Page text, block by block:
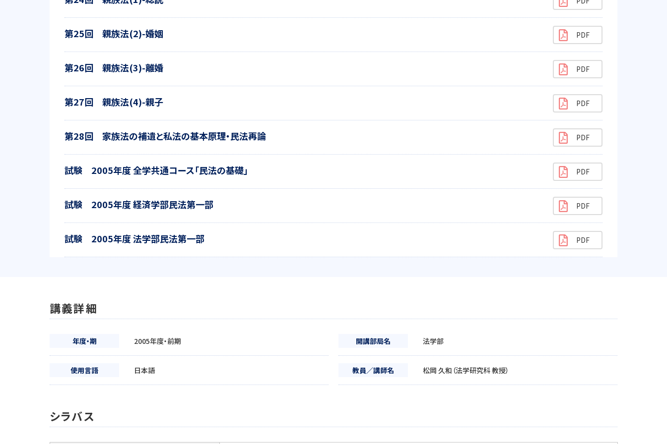
第25回 親族法(2)-婚姻
第26回 親族法(3)-離婚
第27回 親族法(4)-親子
第28回 家族法の補遺と私法の基本原理・民法再論
試験 2005年度 全学共通コース「民法の基礎」
試験 2005年度 経済学部民法第一部
試験 2005年度 法学部民法第一部
講義詳細
年度・期 2005年度・前期 開講部局名 法学部
使用言語 日本語 教員／講師名 松岡 久和（法学研究科 教授）
シラバス